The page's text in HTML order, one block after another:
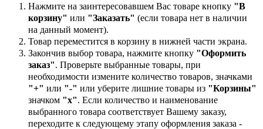
Нажмите на заинтересовавшем Вас товаре кнопку "В
корзину" или "Заказать" (если товара нет в наличии
на данный момент).
Товар переместится в корзину в нижней части экрана.
Закончив выбор товара, нажмите кнопку "Оформить
заказ". Проверьте выбранные товары, при
необходимости измените количество товаров, значками
"+" или "-" или уберите лишние товары из "Корзины"
значком "х". Если количество и наименование
выбранного товара соответствует Вашему заказу,
переходите к следующему этапу оформления заказа -